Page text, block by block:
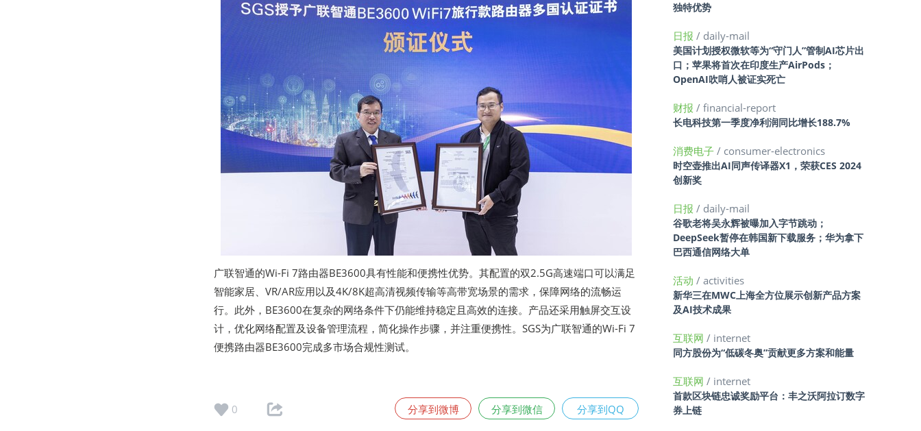
广联智通的Wi-Fi 7路由器BE3600具有性能和便携性优势。其配置的双2.5G高速端口可以满足
智能家居、VR/AR应用以及4K/8K超高清视频传输等高带宽场景的需求，保障网络的流畅运
行。此外，BE3600在复杂的网络条件下仍能维持稳定且高效的连接。产品还采用触屏交互设
计，优化网络配置及设备管理流程，简化操作步骤，并注重便携性。SGS为广联智通的Wi-Fi 7
便携路由器BE3600完成多市场合规性测试。
0 分享到微博 分享到微信 分享到QQ
独特优势
日报 / daily-mail
美国计划授权微软等为“守门人”管制AI芯片出
口；苹果将首次在印度生产AirPods；
OpenAI吹哨人被证实死亡
财报 / financial-report
长电科技第一季度净利润同比增长188.7%
消费电子 / consumer-electronics
时空壶推出AI同声传译器X1，荣获CES 2024
创新奖
日报 / daily-mail
谷歌老将吴永辉被曝加入字节跳动；
DeepSeek暂停在韩国新下载服务；华为拿下
巴西通信网络大单
活动 / activities
新华三在MWC上海全方位展示创新产品方案
及AI技术成果
互联网 / internet
同方股份为“低碳冬奥”贡献更多方案和能量
互联网 / internet
首款区块链忠诚奖励平台：丰之沃阿拉订数字
券上链